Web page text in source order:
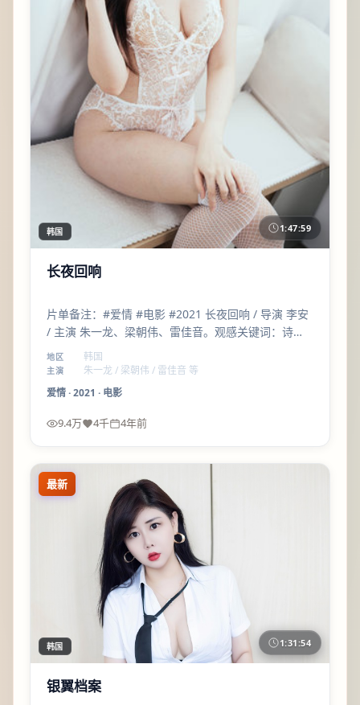
韩国 1:47:59
长夜回响
片单备注：#爱情 #电影 #2021 长夜回响 / 导演 李安
/ 主演 朱一龙、梁朝伟、雷佳音。观感关键词：诗
意、留白、后劲。
地区 韩国
主演
朱一龙 / 梁朝伟 / 雷佳音 等
爱情·2021 · 电影
9.4万 4千 4年前
最新
韩国 1:31:54
银翼档案